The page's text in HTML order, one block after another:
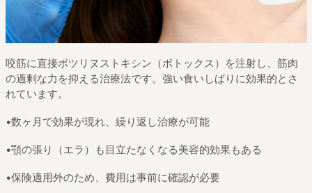
咬筋に直接ボツリヌストキシン（ボトックス）を注射し、筋肉
の過剰な力を抑える治療法です。強い食いしばりに効果的とさ
れています。
•数ヶ月で効果が現れ、繰り返し治療が可能
•顎の張り（エラ）も目立たなくなる美容的効果もある
•保険適用外のため、費用は事前に確認が必要